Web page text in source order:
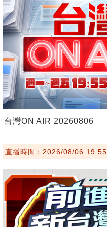
台灣ON AIR 20260806
直播時間：2026/08/06 19:55